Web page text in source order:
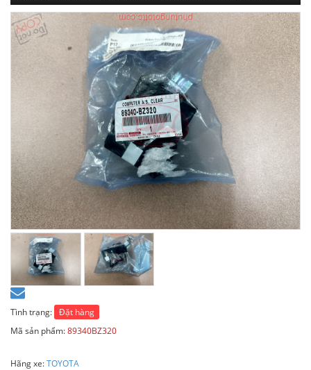
Tình trạng: Đặt hàng
Mã sản phẩm:89340BZ320
Hãng xe:TOYOTA